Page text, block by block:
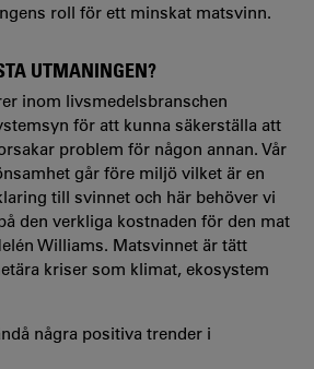
roll för ett minskat matsvinn.
UTMANINGEN?
inom livsmedelsbranschen
för att kunna säkerställa att
problem för någon annan. Vår
går före miljö vilket är en
till svinnet och här behöver vi
den verkliga kostnaden för den mat
Williams. Matsvinnet är tätt
kriser som klimat, ekosystem
några positiva trender i